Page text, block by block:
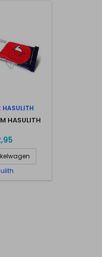
HASULITH
HASULITH